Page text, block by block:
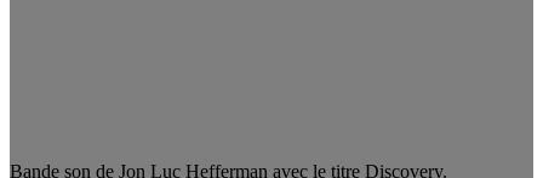
Bande son de Jon Luc Hefferman avec le titre Discovery.